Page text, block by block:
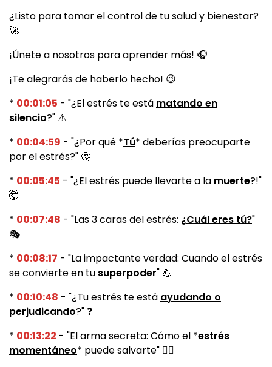
¿Listo para tomar el control de tu salud y bienestar?
🚀
¡Únete a nosotros para aprender más! 🎧
¡Te alegrarás de haberlo hecho! 😉
* 00:01:05 - "¿El estrés te está matando en
silencio?" ⚠️
* 00:04:59 - "¿Por qué *Tú* deberías preocuparte
por el estrés?" 🤔
* 00:05:45 - "¿El estrés puede llevarte a la muerte?!"
🤯
* 00:07:48 - "Las 3 caras del estrés: ¿Cuál eres tú?"
🎭
* 00:08:17 - "La impactante verdad: Cuando el estrés
se convierte en tu superpoder" 💪
* 00:10:48 - "¿Tu estrés te está ayudando o
perjudicando?" ❓
* 00:13:22 - "El arma secreta: Cómo el *estrés
momentáneo* puede salvarte" 🦸‍♀️